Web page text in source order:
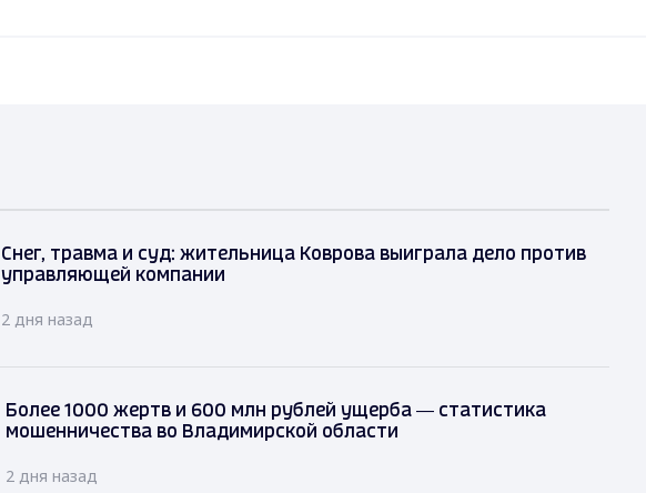
Снег, травма и суд: жительница Коврова выиграла дело против
управляющей компании
2 дня назад
Более 1000 жертв и 600 млн рублей ущерба — статистика
мошенничества во Владимирской области
2 дня назад